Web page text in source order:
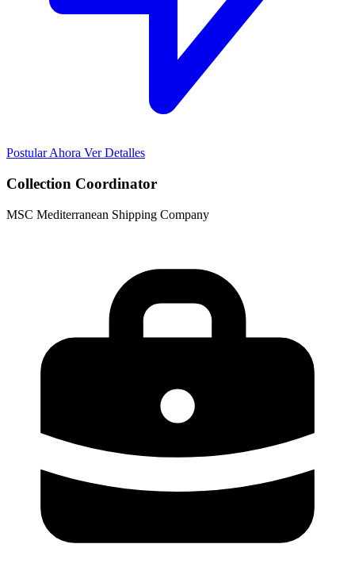
Postular Ahora Ver Detalles
Collection Coordinator
MSC Mediterranean Shipping Company